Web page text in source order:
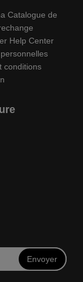
Catalogue de
Help Center
conditions
Envoyer